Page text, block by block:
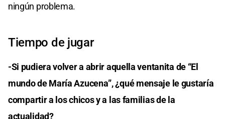
ningún problema.
Tiempo de jugar
-Si pudiera volver a abrir aquella ventanita de “El
mundo de María Azucena”, ¿qué mensaje le gustaría
compartir a los chicos y a las familias de la
actualidad?